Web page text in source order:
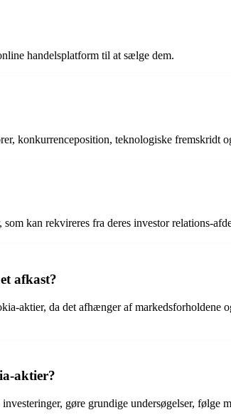
handelsplatform til at sælge dem.
konkurrenceposition, teknologiske fremskridt
kan rekvireres fra deres investor relations-
afkast?
aktier, da det afhænger af markedsforholdene
aktier?
gøre grundige undersøgelser, følge